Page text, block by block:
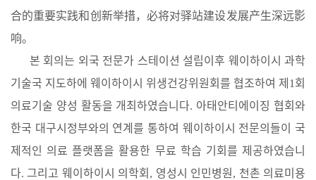
合的重要实践和创新举措，必将对驿站建设发展产生深远影
响。
본 회의는 외국 전문가 스테이션 설립이후 웨이하이시 과학
기술국 지도하에 웨이하이시 위생건강위원회를 협조하여 제1회
의료기술 양성 활동을 개최하였습니다. 아태안티에이징 협회와
한국 대구시정부와의 연계를 통하여 웨이하이시 전문의들이 국
제적인 의료 플랫폼을 활용한 무료 학습 기회를 제공하였습니
다. 그리고 웨이하이시 의학회, 영성시 인민병원, 천촌 의료미용